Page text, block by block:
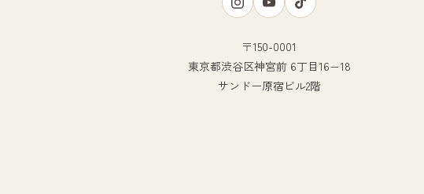
〒150-0001
東京都渋谷区神宮前 6丁目16−18
サンドー原宿ビル2階